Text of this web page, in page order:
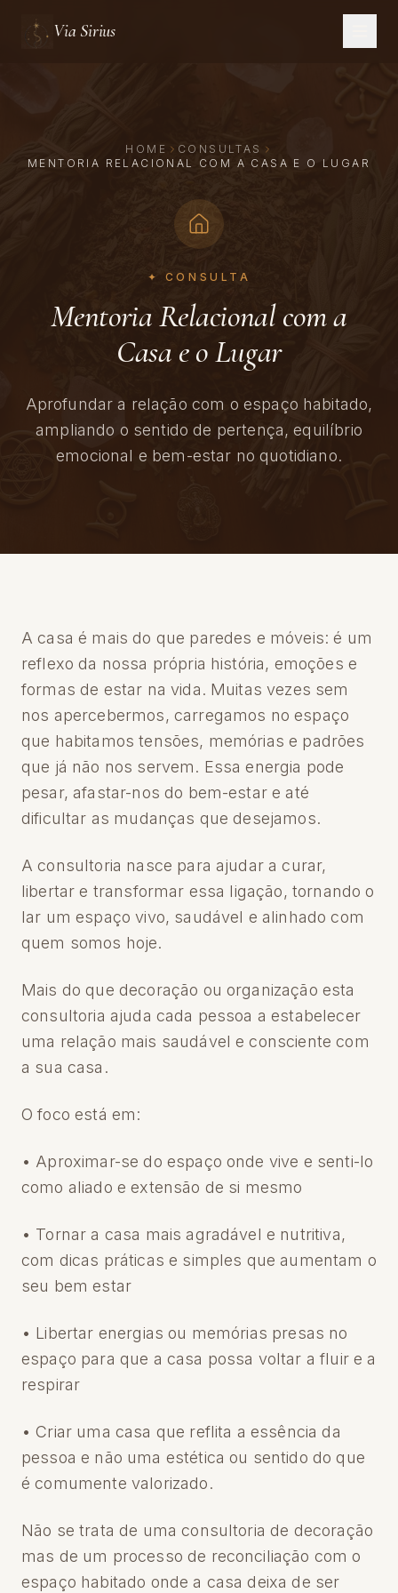
Via Sirius
HOME
CONSULTAS
MENTORIA RELACIONAL COM A CASA E O LUGAR
✦ CONSULTA
Mentoria Relacional com a
Casa e o Lugar
Aprofundar a relação com o espaço habitado,
ampliando o sentido de pertença, equilíbrio
emocional e bem-estar no quotidiano.
A casa é mais do que paredes e móveis: é um
reflexo da nossa própria história, emoções e
formas de estar na vida. Muitas vezes sem
nos apercebermos, carregamos no espaço
que habitamos tensões, memórias e padrões
que já não nos servem. Essa energia pode
pesar, afastar-nos do bem-estar e até
dificultar as mudanças que desejamos.
A consultoria nasce para ajudar a curar,
libertar e transformar essa ligação, tornando o
lar um espaço vivo, saudável e alinhado com
quem somos hoje.
Mais do que decoração ou organização esta
consultoria ajuda cada pessoa a estabelecer
uma relação mais saudável e consciente com
a sua casa.
O foco está em:
• Aproximar-se do espaço onde vive e senti-lo
como aliado e extensão de si mesmo
• Tornar a casa mais agradável e nutritiva,
com dicas práticas e simples que aumentam o
seu bem estar
• Libertar energias ou memórias presas no
espaço para que a casa possa voltar a fluir e a
respirar
• Criar uma casa que reflita a essência da
pessoa e não uma estética ou sentido do que
é comumente valorizado.
Não se trata de uma consultoria de decoração
mas de um processo de reconciliação com o
espaço habitado onde a casa deixa de ser